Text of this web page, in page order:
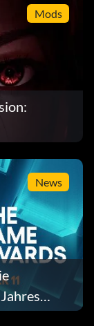
Mods
News
rücken